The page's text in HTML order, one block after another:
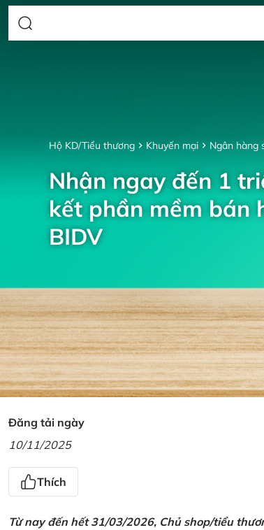
Hộ KD/Tiểu thương Khuyến mại Ngân hàng
Nhận ngay đến 1
kết phần mềm bán
BIDV
Đăng tải ngày
10/11/2025
Thích
Từ nay đến hết 31/03/2026, Chủ shop/tiểu